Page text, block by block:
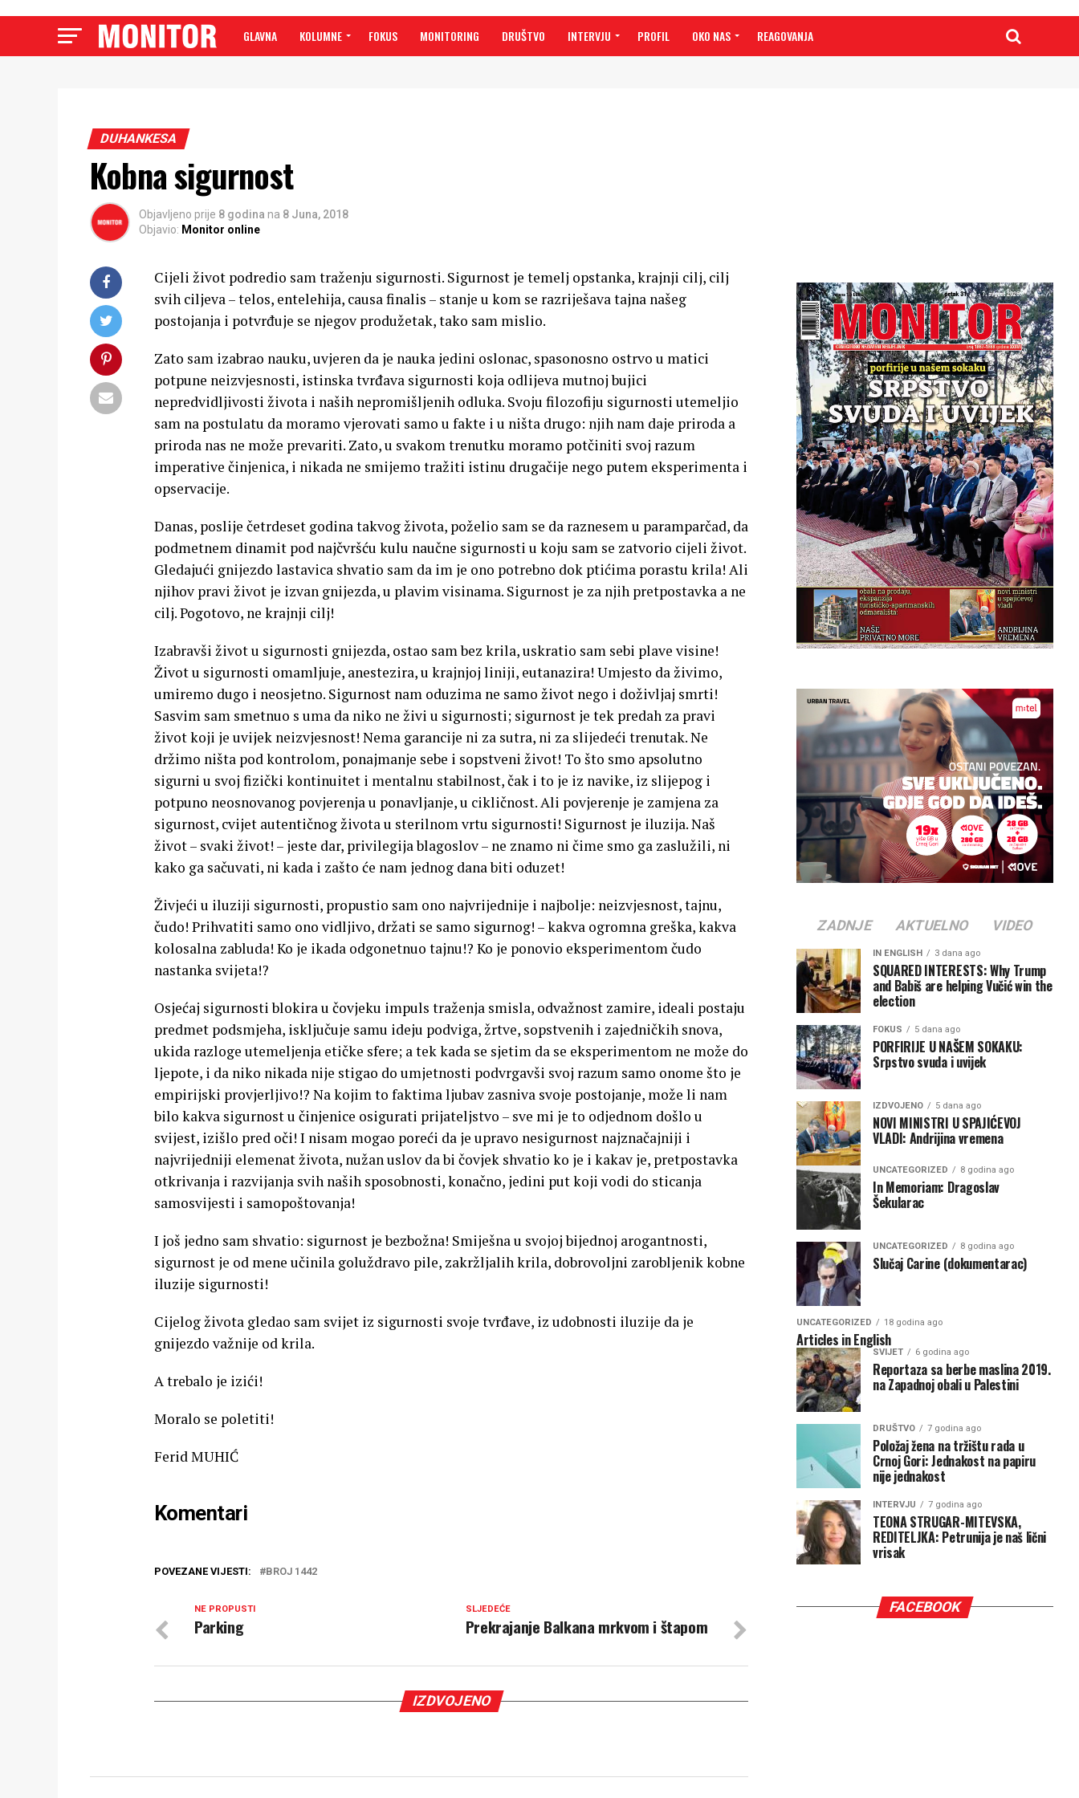
GLAVNA KOLUMNE FOKUS MONITORING DRUŠTVO INTERVJU PROFIL OKO NAS REAGOVANJA
DUHANKESA
Kobna sigurnost
Objavljeno prije 8 godina na 8 Juna, 2018
Objavio: Monitor online
Cijeli život podredio sam traženju sigurnosti. Sigurnost je temelj opstanka, krajnji cilj, cilj
svih ciljeva – telos, entelehija, causa finalis – stanje u kom se razriješava tajna našeg
postojanja i potvrđuje se njegov produžetak, tako sam mislio.
Zato sam izabrao nauku, uvjeren da je nauka jedini oslonac, spasonosno ostrvo u matici
potpune neizvjesnosti, istinska tvrđava sigurnosti koja odlijeva mutnoj bujici
nepredvidljivosti života i naših nepromišljenih odluka. Svoju filozofiju sigurnosti utemeljio
sam na postulatu da moramo vjerovati samo u fakte i u ništa drugo: njih nam daje priroda a
priroda nas ne može prevariti. Zato, u svakom trenutku moramo potčiniti svoj razum
imperative činjenica, i nikada ne smijemo tražiti istinu drugačije nego putem eksperimenta i
opservacije.
Danas, poslije četrdeset godina takvog života, poželio sam se da raznesem u paramparčad, da
podmetnem dinamit pod najčvršću kulu naučne sigurnosti u koju sam se zatvorio cijeli život.
Gledajući gnijezdo lastavica shvatio sam da im je ono potrebno dok ptićima porastu krila! Ali
njihov pravi život je izvan gnijezda, u plavim visinama. Sigurnost je za njih pretpostavka a ne
cilj. Pogotovo, ne krajnji cilj!
Izabravši život u sigurnosti gnijezda, ostao sam bez krila, uskratio sam sebi plave visine!
Život u sigurnosti omamljuje, anestezira, u krajnjoj liniji, eutanazira! Umjesto da živimo,
umiremo dugo i neosjetno. Sigurnost nam oduzima ne samo život nego i doživljaj smrti!
Sasvim sam smetnuo s uma da niko ne živi u sigurnosti; sigurnost je tek predah za pravi
život koji je uvijek neizvjesnost! Nema garancije ni za sutra, ni za slijedeći trenutak. Ne
držimo ništa pod kontrolom, ponajmanje sebe i sopstveni život! To što smo apsolutno
sigurni u svoj fizički kontinuitet i mentalnu stabilnost, čak i to je iz navike, iz slijepog i
potpuno neosnovanog povjerenja u ponavljanje, u cikličnost. Ali povjerenje je zamjena za
sigurnost, cvijet autentičnog života u sterilnom vrtu sigurnosti! Sigurnost je iluzija. Naš
život – svaki život! – jeste dar, privilegija blagoslov – ne znamo ni čime smo ga zaslužili, ni
kako ga sačuvati, ni kada i zašto će nam jednog dana biti oduzet!
Živjeći u iluziji sigurnosti, propustio sam ono najvrijednije i najbolje: neizvjesnost, tajnu,
čudo! Prihvatiti samo ono vidljivo, držati se samo sigurnog! – kakva ogromna greška, kakva
kolosalna zabluda! Ko je ikada odgonetnuo tajnu!? Ko je ponovio eksperimentom čudo
nastanka svijeta!?
Osjećaj sigurnosti blokira u čovjeku impuls traženja smisla, odvažnost zamire, ideali postaju
predmet podsmjeha, isključuje samu ideju podviga, žrtve, sopstvenih i zajedničkih snova,
ukida razloge utemeljenja etičke sfere; a tek kada se sjetim da se eksperimentom ne može do
ljepote, i da niko nikada nije stigao do umjetnosti podvrgavši svoj razum samo onome što je
empirijski provjerljivo!? Na kojim to faktima ljubav zasniva svoje postojanje, može li nam
bilo kakva sigurnost u činjenice osigurati prijateljstvo – sve mi je to odjednom došlo u
svijest, izišlo pred oči! I nisam mogao poreći da je upravo nesigurnost najznačajniji i
najvrijedniji elemenat života, nužan uslov da bi čovjek shvatio ko je i kakav je, pretpostavka
otkrivanja i razvijanja svih naših sposobnosti, konačno, jedini put koji vodi do sticanja
samosvijesti i samopoštovanja!
I još jedno sam shvatio: sigurnost je bezbožna! Smiješna u svojoj bijednoj arogantnosti,
sigurnost je od mene učinila goluždravo pile, zakržljalih krila, dobrovoljni zarobljenik kobne
iluzije sigurnosti!
Cijelog života gledao sam svijet iz sigurnosti svoje tvrđave, iz udobnosti iluzije da je
gnijezdo važnije od krila.
A trebalo je izići!
Moralo se poletiti!
Ferid MUHIĆ
Komentari
POVEZANE VIJESTI: BROJ 1442
SLJEDEĆE
Prekrajanje Balkana mrkvom i štapom
NE PROPUSTI
Parking
IZDVOJENO
ZADNJE AKTUELNO VIDEO
IN ENGLISH 3 dana ago
SQUARED INTERESTS: Why Trump
and Babiš are helping Vučić win the
election
FOKUS 5 dana ago
PORFIRIJE U NAŠEM SOKAKU:
Srpstvo svuda i uvijek
IZDVOJENO 5 dana ago
NOVI MINISTRI U SPAJIĆEVOJ
VLADI: Andrijina vremena
UNCATEGORIZED 8 godina ago
In Memoriam: Dragoslav
Šekularac
UNCATEGORIZED 8 godina ago
Slučaj Carine (dokumentarac)
UNCATEGORIZED 18 godina ago
Articles in English
SVIJET 6 godina ago
Reportaza sa berbe maslina 2019.
na Zapadnoj obali u Palestini
DRUŠTVO 7 godina ago
Položaj žena na tržištu rada u
Crnoj Gori: Jednakost na papiru
nije jednakost
INTERVJU 7 godina ago
TEONA STRUGAR-MITEVSKA,
REDITELJKA: Petrunija je naš lični
vrisak
FACEBOOK